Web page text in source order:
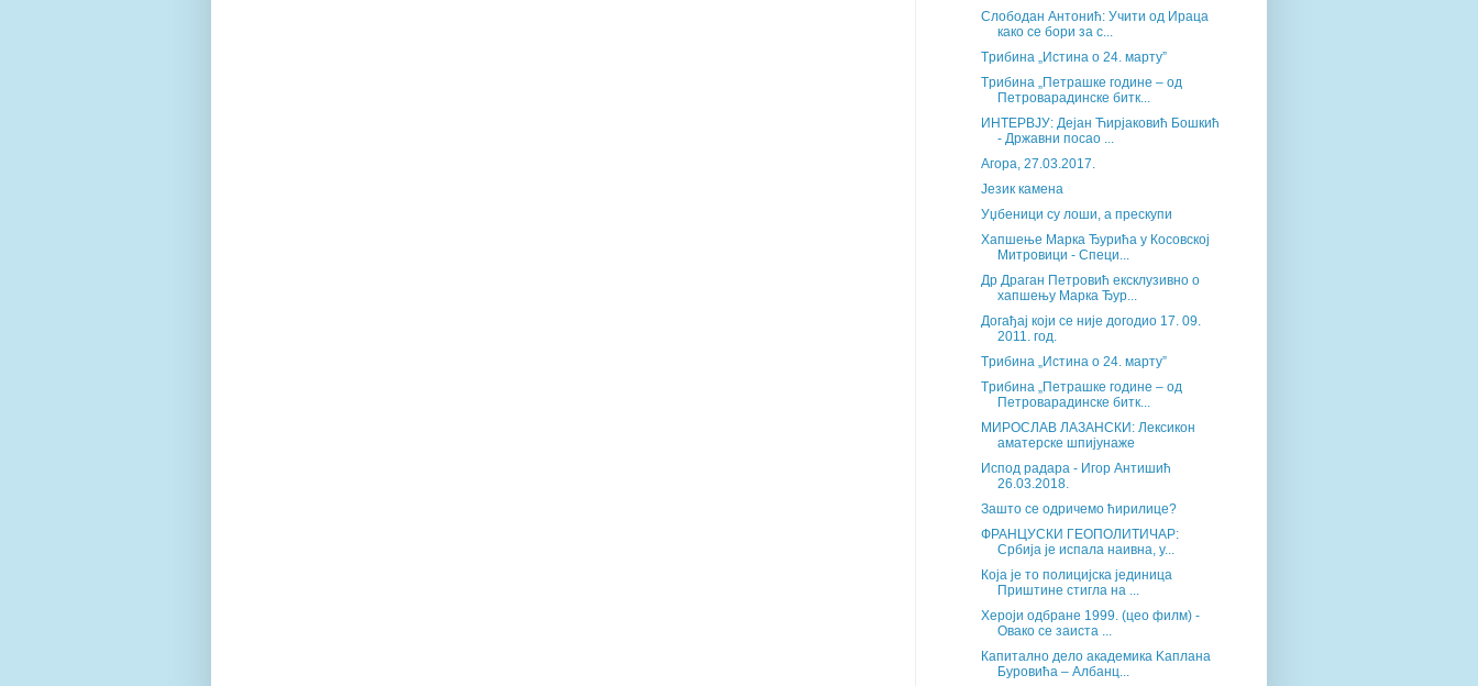
Слободан Антонић: Учити од Ираца
како се бори за с...
Tрибина „Истина о 24. марту”
Tрибина „Петрашке године – од
Петроварадинске битк...
ИНТЕРВЈУ: Дејан Ћирјаковић Бошкић
- Државни посао ...
Агора, 27.03.2017.
Језик камена
Уџбеници су лоши, а прескупи
Хапшење Марка Ђурића у Косовској
Митровици - Специ...
Др Драган Петровић ексклузивно о
хапшењу Марка Ђур...
Догађај који се није догодио 17. 09.
2011. год.
Tрибина „Истина о 24. марту”
Tрибина „Петрашке године – од
Петроварадинске битк...
МИРОСЛАВ ЛАЗАНСКИ: Лексикон
аматерске шпијунаже
Испод радара - Игор Антишић
26.03.2018.
Зашто се одричемо ћирилице?
ФРАНЦУСКИ ГЕОПОЛИТИЧАР:
Србија је испала наивна, у...
Која је то полицијска јединица
Приштине стигла на ...
Хероји одбране 1999. (цео филм) -
Овако се заиста ...
Капитално дело академика Kаплана
Буровића – Албанц...